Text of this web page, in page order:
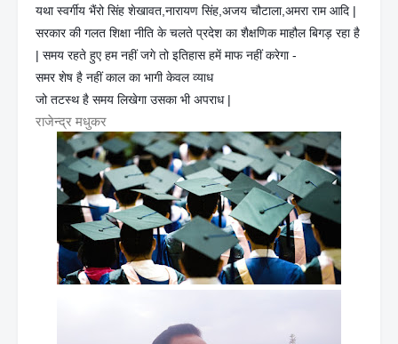
यथा स्वर्गीय भैंरो सिंह शेखावत,नारायण सिंह,अजय चौटाला,अमरा राम आदि |
सरकार की गलत शिक्षा नीति के चलते प्रदेश का शैक्षणिक माहौल बिगड़ रहा है
| समय रहते हुए हम नहीं जगे तो इतिहास हमें माफ नहीं करेगा -
समर शेष है नहीं काल का भागी केवल व्याध
जो तटस्थ है समय लिखेगा उसका भी अपराध |
राजेन्द्र मधुकर